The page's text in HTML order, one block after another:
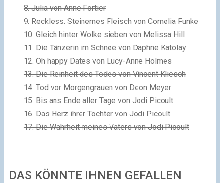
8. Julia von Anne Fortier
9. Reckless. Steinernes Fleisch von Cornelia Funke
10. Gleich hinter Wolke sieben von Melissa Hill
11. Die Tänzerin im Schnee von Daphne Katolay
12. Oh happy Dates von Lucy-Anne Holmes
13. Die Reinheit des Todes von Vincent Kliesch
14. Tod vor Morgengrauen von Deon Meyer
15. Bis ans Ende aller Tage von Jodi Picoult
16. Das Herz ihrer Tochter von Jodi Picoult
17. Die Wahrheit meines Vaters von Jodi Picoult
DAS KÖNNTE IHNEN GEFALLEN